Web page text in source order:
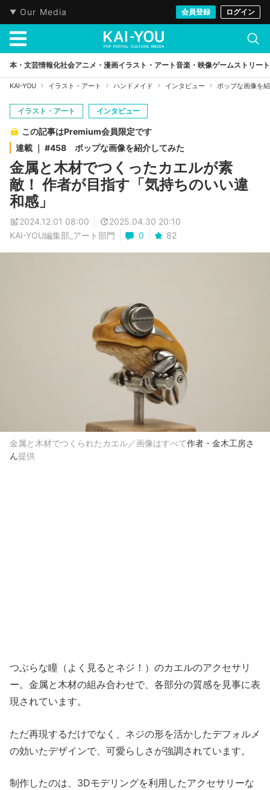
Our Media 会員登録 ログイン
本・文芸情報化社会アニメ・漫画イラスト・アート音楽・映像ゲームストリート
KAI-YOU イラスト・アート ハンドメイド インタビュー ポップな画像を
イラスト・アート インタビュー
この記事はPremium会員限定です
連載 ｜ #458 ポップな画像を紹介してみた
金属と木材でつくったカエルが素
敵！ 作者が目指す「気持ちのいい違
和感」
2024.12.01 08:00
2025.04.30 20:10
KAI-YOU編集部_アート部門
0 82
金属と木材でつくられたカエル／画像はすべて作者・金木工房さ
ん提供
つぶらな瞳（よく見るとネジ！）のカエルのアクセサリ
ー。金属と木材の組み合わせで、各部分の質感を見事に表
現されています。
ただ再現するだけでなく、ネジの形を活かしたデフォルメ
の効いたデザインで、可愛らしさが強調されています。
制作したのは、3Dモデリングを利用したアクセサリーな